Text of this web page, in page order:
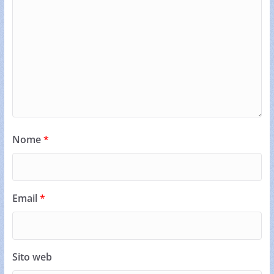
Nome*
Email*
Sito web